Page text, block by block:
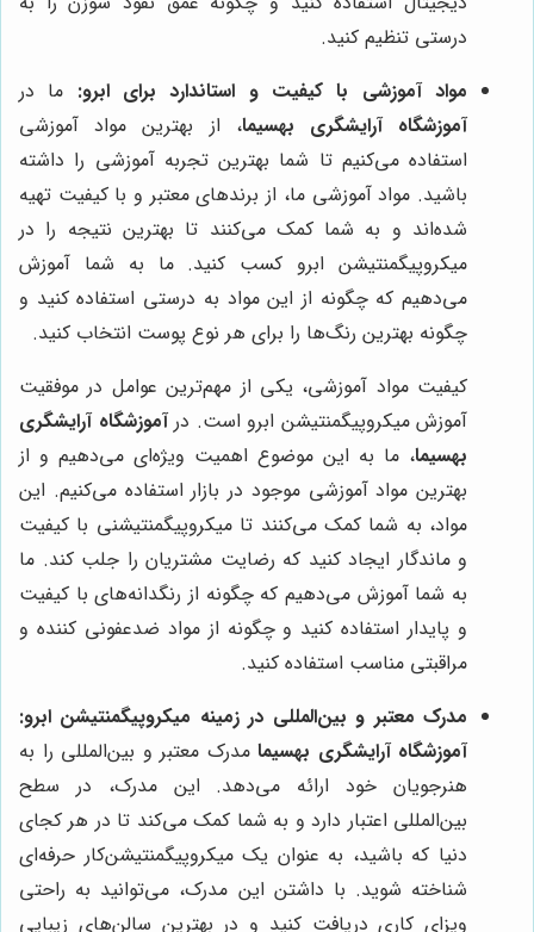
درستی تنظیم کنید.
مواد آموزشی با کیفیت و استاندارد برای ابرو: ما در
آموزشگاه آرایشگری بهسیما، از بهترین مواد آموزشی
استفاده می‌کنیم تا شما بهترین تجربه آموزشی را داشته
باشید. مواد آموزشی ما، از برندهای معتبر و با کیفیت تهیه
شده‌اند و به شما کمک می‌کنند تا بهترین نتیجه را در
میکروپیگمنتیشن ابرو کسب کنید. ما به شما آموزش
می‌دهیم که چگونه از این مواد به درستی استفاده کنید و
چگونه بهترین رنگ‌ها را برای هر نوع پوست انتخاب کنید.
کیفیت مواد آموزشی، یکی از مهم‌ترین عوامل در موفقیت
آموزش میکروپیگمنتیشن ابرو است. درآموزشگاه آرایشگری
بهسیما، ما به این موضوع اهمیت ویژه‌ای می‌دهیم و از
بهترین مواد آموزشی موجود در بازار استفاده می‌کنیم. این
مواد، به شما کمک می‌کنند تا میکروپیگمنتیشنی با کیفیت
و ماندگار ایجاد کنید که رضایت مشتریان را جلب کند. ما
به شما آموزش می‌دهیم که چگونه از رنگدانه‌های با کیفیت
و پایدار استفاده کنید و چگونه از مواد ضدعفونی کننده و
مراقبتی مناسب استفاده کنید.
مدرک معتبر و بین‌المللی در زمینه میکروپیگمنتیشن ابرو:
آموزشگاه آرایشگری بهسیما مدرک معتبر و بین‌المللی را به
هنرجویان خود ارائه می‌دهد. این مدرک، در سطح
بین‌المللی اعتبار دارد و به شما کمک می‌کند تا در هر کجای
دنیا که باشید، به عنوان یک میکروپیگمنتیشن‌کار حرفه‌ای
شناخته شوید. با داشتن این مدرک، می‌توانید به راحتی
ویزای کاری دریافت کنید و در بهترین سالن‌های زیبایی